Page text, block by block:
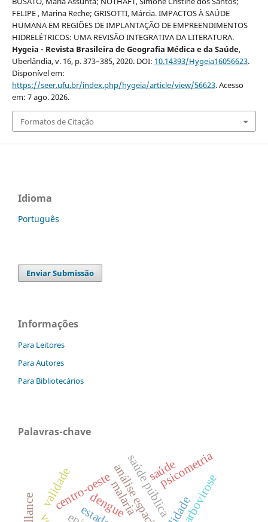
FELIPE , Marina Reche; GRISOTTI, Márcia. IMPACTOS À SAÚDE
HUMANA EM REGIÕES DE IMPLANTAÇÃO DE EMPREENDIMENTOS
HIDRELÉTRICOS: UMA REVISÃO INTEGRATIVA DA LITERATURA.
Hygeia - Revista Brasileira de Geografia Médica e da Saúde,
Uberlândia, v. 16, p. 373–385, 2020. DOI: 10.14393/Hygeia16056623.
Disponível em:
https://seer.ufu.br/index.php/hygeia/article/view/56623. Acesso
em: 7 ago. 2026.
Formatos de Citação
Idioma
Português
Enviar Submissão
Informações
Para Leitores
Para Autores
Para Bibliotecários
Palavras-chave
saúde pública
análise espacial arbovirose
centro-oeste
psicometria
validade malaria
dengue
saúde